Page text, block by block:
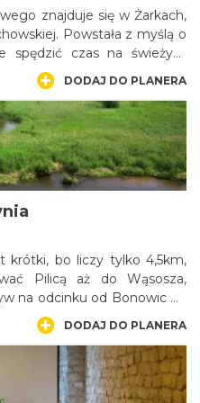
znajduje się w Żarkach,
Powstała z myślą o
spędzić czas na świeżym
drogiego sprzętu. U
bardzo atrakcyjną cenę.
przez cały rok.
DODAJ DO PLANERA
krótki, bo liczy tylko 4,5km,
Pilicą aż do Wąsosza,
na odcinku od Bonowic do
też dość trudny z powodu
zmuszając do przenoszenia
DODAJ DO PLANERA